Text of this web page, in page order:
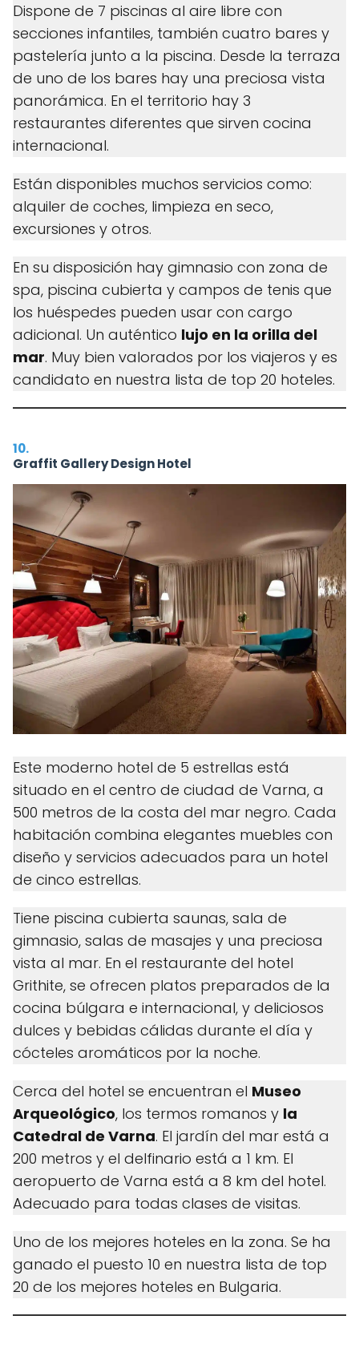
Dispone de 7 piscinas al aire libre con
secciones infantiles, también cuatro bares y
pastelería junto a la piscina. Desde la terraza
de uno de los bares hay una preciosa vista
panorámica. En el territorio hay 3
restaurantes diferentes que sirven cocina
internacional.
Están disponibles muchos servicios como:
alquiler de coches, limpieza en seco,
excursiones y otros.
En su disposición hay gimnasio con zona de
spa, piscina cubierta y campos de tenis que
los huéspedes pueden usar con cargo
adicional. Un auténtico lujo en la orilla del
mar. Muy bien valorados por los viajeros y es
candidato en nuestra lista de top 20 hoteles.
10.
Graffit Gallery Design Hotel
Este moderno hotel de 5 estrellas está
situado en el centro de ciudad de Varna, a
500 metros de la costa del mar negro. Cada
habitación combina elegantes muebles con
diseño y servicios adecuados para un hotel
de cinco estrellas.
Tiene piscina cubierta saunas, sala de
gimnasio, salas de masajes y una preciosa
vista al mar. En el restaurante del hotel
Grithite, se ofrecen platos preparados de la
cocina búlgara e internacional, y deliciosos
dulces y bebidas cálidas durante el día y
cócteles aromáticos por la noche.
Cerca del hotel se encuentran el Museo
Arqueológico, los termos romanos y la
Catedral de Varna. El jardín del mar está a
200 metros y el delfinario está a 1 km. El
aeropuerto de Varna está a 8 km del hotel.
Adecuado para todas clases de visitas.
Uno de los mejores hoteles en la zona. Se ha
ganado el puesto 10 en nuestra lista de top
20 de los mejores hoteles en Bulgaria.